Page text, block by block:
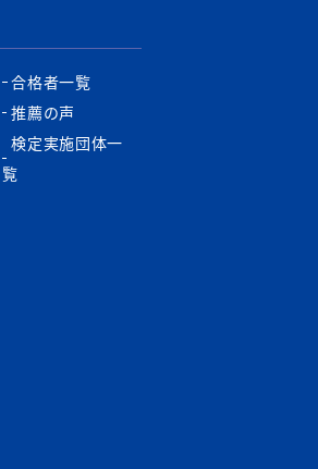
合格者一覧
推薦の声
検定実施団体一
覧